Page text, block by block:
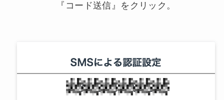
『コード送信』をクリック。